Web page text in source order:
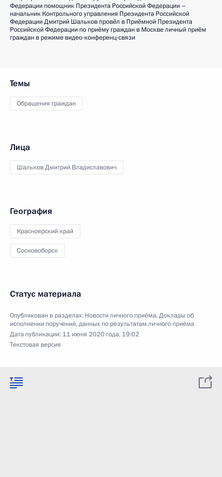
Федерации помощник Президента Российской Федерации –
начальник Контрольного управления Президента Российской
Федерации Дмитрий Шальков провёл в Приёмной Президента
Российской Федерации по приёму граждан в Москве личный приём
граждан в режиме видео-конференц-связи
Темы
Обращения граждан
Лица
Шальков Дмитрий Владиславович
География
Красноярский край
Сосновоборск
Статус материала
Опубликован в разделах: Новости личного приёма,Доклады об
исполнении поручений, данных по результатам личного приёма
Дата публикации: 11 июня 2020 года, 19:02
Текстовая версия